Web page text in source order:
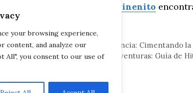
your browsing experience,
content, and analyze our
All", you consent to our use of
Minenito
Categorías
Familia,General
Raíces de Resiliencia: Cimentando
Primer Año de Aventuras: Guía de